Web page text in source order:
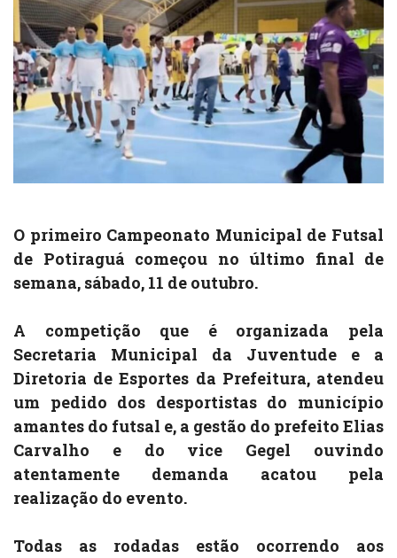
O primeiro Campeonato Municipal de Futsal
de Potiraguá começou no último final de
semana, sábado, 11 de outubro.
A competição que é organizada pela
Secretaria Municipal da Juventude e a
Diretoria de Esportes da Prefeitura, atendeu
um pedido dos desportistas do município
amantes do futsal e, a gestão do prefeito Elias
Carvalho e do vice Gegel ouvindo
atentamente demanda acatou pela
realização do evento.
Todas as rodadas estão ocorrendo aos